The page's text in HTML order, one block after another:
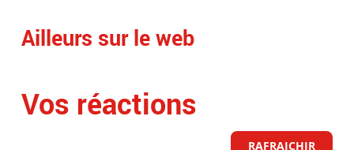
Ailleurs sur le web
Vos réactions
RAFRAICHIR